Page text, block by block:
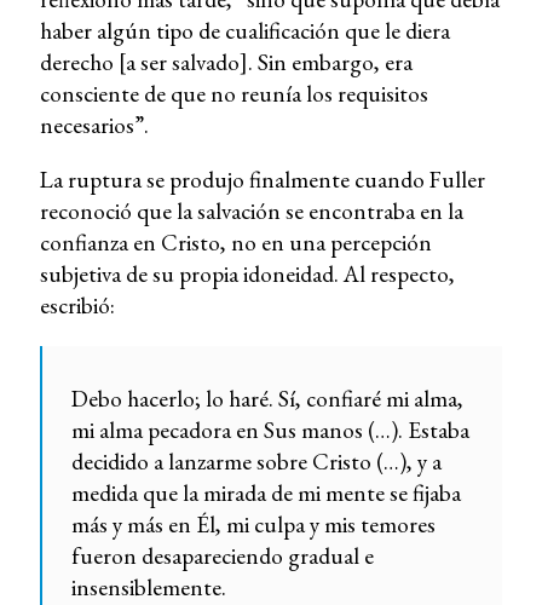
haber algún tipo de cualificación que le diera
derecho [a ser salvado]. Sin embargo, era
consciente de que no reunía los requisitos
necesarios”.
La ruptura se produjo finalmente cuando Fuller
reconoció que la salvación se encontraba en la
confianza en Cristo, no en una percepción
subjetiva de su propia idoneidad. Al respecto,
escribió:
Debo hacerlo; lo haré. Sí, confiaré mi alma,
mi alma pecadora en Sus manos (…). Estaba
decidido a lanzarme sobre Cristo (…), y a
medida que la mirada de mi mente se fijaba
más y más en Él, mi culpa y mis temores
fueron desapareciendo gradual e
insensiblemente.